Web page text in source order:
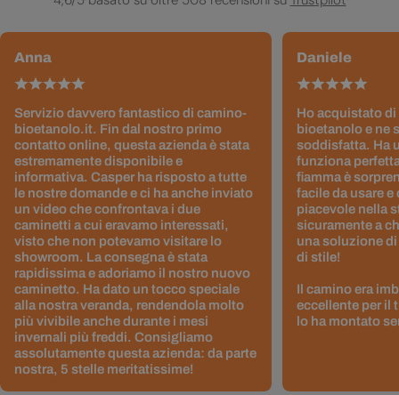
Anna
Servizio davvero fantastico di camino-
bioetanolo.it. Fin dal nostro primo
contatto online, questa azienda è stata
estremamente disponibile e
informativa. Casper ha risposto a tutte
le nostre domande e ci ha anche inviato
un video che confrontava i due
caminetti a cui eravamo interessati,
visto che non potevamo visitare lo
showroom. La consegna è stata
rapidissima e adoriamo il nostro nuovo
caminetto. Ha dato un tocco speciale
alla nostra veranda, rendendola molto
più vivibile anche durante i mesi
invernali più freddi. Consigliamo
assolutamente questa azienda: da parte
nostra, 5 stelle meritatissime!
Daniele
Ho acquistato di
bioetanolo e ne
soddisfatta. Ha
funziona
fiamma è
facile da usare e
piacevole nella
sicuramente a
una soluzione
di stile!
Il camino era
eccellente per il
lo ha montato